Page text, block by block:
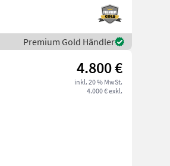
Premium Gold Händler
4.800 €
inkl. 20 % MwSt.
4.000 € exkl.